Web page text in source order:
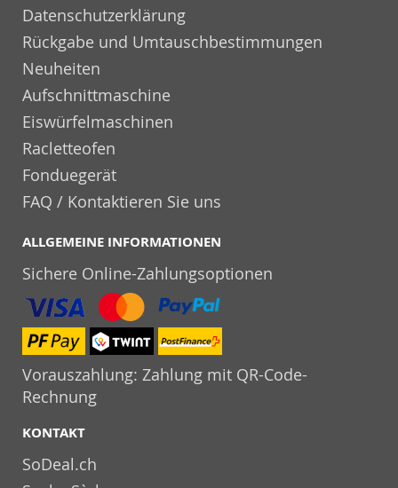
Datenschutzerklärung
Rückgabe und Umtauschbestimmungen
Neuheiten
Aufschnittmaschine
Eiswürfelmaschinen
Racletteofen
Fonduegerät
FAQ / Kontaktieren Sie uns
ALLGEMEINE INFORMATIONEN
Sichere Online-Zahlungsoptionen
Vorauszahlung: Zahlung mit QR-Code-
Rechnung
KONTAKT
SoDeal.ch